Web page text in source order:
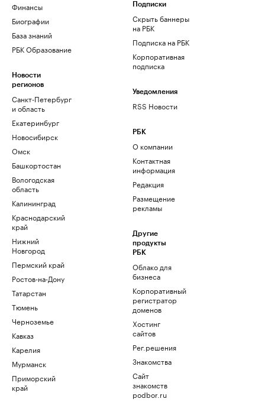
Финансы
Биографии
База знаний
РБК Образование
Новости
регионов
Санкт-Петербург
и область
Екатеринбург
Новосибирск
Омск
Башкортостан
Вологодская
область
Калининград
Краснодарский
край
Нижний
Новгород
Пермский край
Ростов-на-Дону
Татарстан
Тюмень
Черноземье
Кавказ
Карелия
Мурманск
Приморский
край
Подписки
Скрыть баннеры
на РБК
Подписка на РБК
Корпоративная
подписка
Уведомления
RSS Новости
РБК
О компании
Контактная
информация
Редакция
Размещение
рекламы
Другие
продукты
РБК
Облако для
бизнеса
Корпоративный
регистратор
доменов
Хостинг
сайтов
Рег.решения
Знакомства
Сайт
знакомств
podbor.ru